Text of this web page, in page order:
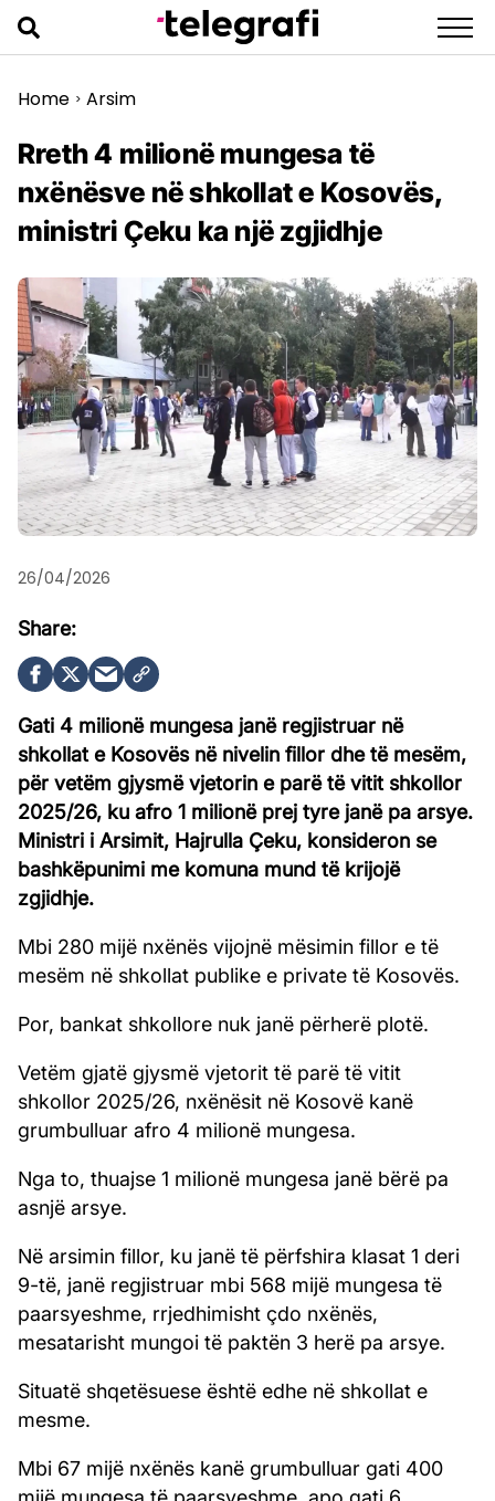
Home > Arsim
Rreth 4 milionë mungesa të
nxënësve në shkollat e Kosovës,
ministri Çeku ka një zgjidhje
26/04/2026
Gati 4 milionë mungesa janë regjistruar në
shkollat e Kosovës në nivelin fillor dhe të mesëm,
për vetëm gjysmë vjetorin e parë të vitit shkollor
2025/26, ku afro 1 milionë prej tyre janë pa arsye.
Ministri i Arsimit, Hajrulla Çeku, konsideron se
bashkëpunimi me komuna mund të krijojë
zgjidhje.
Mbi 280 mijë nxënës vijojnë mësimin fillor e të
mesëm në shkollat publike e private të Kosovës.
Por, bankat shkollore nuk janë përherë plotë.
Vetëm gjatë gjysmë vjetorit të parë të vitit
shkollor 2025/26, nxënësit në Kosovë kanë
grumbulluar afro 4 milionë mungesa.
Nga to, thuajse 1 milionë mungesa janë bërë pa
asnjë arsye.
Në arsimin fillor, ku janë të përfshira klasat 1 deri
9-të, janë regjistruar mbi 568 mijë mungesa të
paarsyeshme, rrjedhimisht çdo nxënës,
mesatarisht mungoi të paktën 3 herë pa arsye.
Situatë shqetësuese është edhe në shkollat e
mesme.
Mbi 67 mijë nxënës kanë grumbulluar gati 400